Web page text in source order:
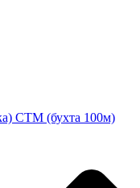
CTM (бухта 100м)